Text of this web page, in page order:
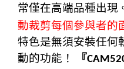
常僅在高端品種出現
動裁剪每個參與者的
特色是無須安裝任何
動的功能！
『